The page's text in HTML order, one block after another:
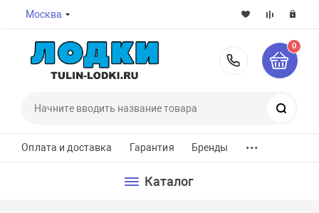
Москва
8-800-
0
Оплата и доставка Гарантия Бренды ...
Каталог